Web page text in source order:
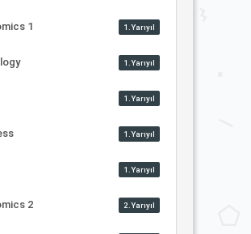
1 1.Yarıyıl
1.Yarıyıl
1.Yarıyıl
1.Yarıyıl
1.Yarıyıl
2 2.Yarıyıl